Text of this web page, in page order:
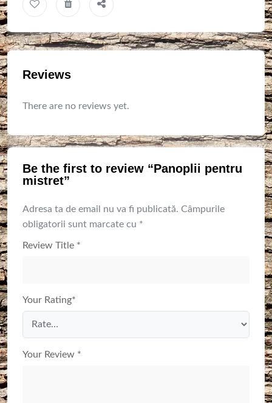
Reviews
There are no reviews yet.
Be the first to review “Panoplii pentru
mistret”
Adresa ta de email nu va fi publicată. Câmpurile
obligatorii sunt marcate cu *
Review Title *
Your Rating*
Your Review *